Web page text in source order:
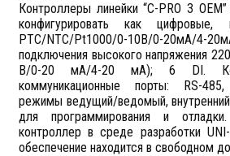
Контроллеры линейки “C-PRO 3 OEM
конфигурировать как цифровые,
PTC/NTC/Pt1000/0-10В/0-20мА/4-
подключения высокого напряжения
В/0-20 мА/4-20 мА); 6 DI.
коммуникационные порты: RS-
режимы ведущий/ведомый, внутренний
для программирования и отладки.
контроллер в среде разработки UNI-
обеспечение находится в свободном